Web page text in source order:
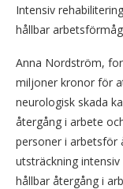
Intensiv
hållbar
Anna Nordström,
miljoner kronor för
neurologisk skada
återgång i arbete
personer i arbetsför
utsträckning
hållbar återgång i